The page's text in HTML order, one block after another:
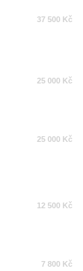
37 500 Kč
25 000 Kč
25 000 Kč
12 500 Kč
7 800 Kč